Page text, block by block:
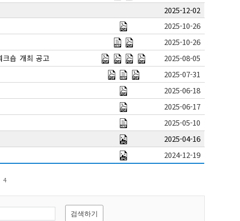
2025-12-02
2025-10-26
2025-10-26
크숍 개최 공고
2025-08-05
2025-07-31
2025-06-18
2025-06-17
2025-05-10
2025-04-16
2024-12-19
4
검색하기